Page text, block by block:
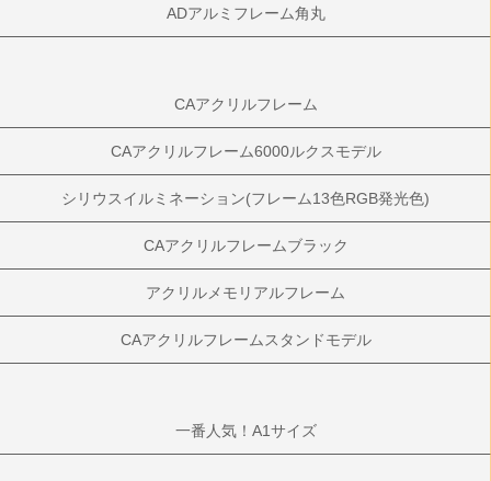
ADアルミフレーム角丸
CAアクリルフレーム
CAアクリルフレーム6000ルクスモデル
シリウスイルミネーション(フレーム13色RGB発光色)
CAアクリルフレームブラック
アクリルメモリアルフレーム
CAアクリルフレームスタンドモデル
一番人気！A1サイズ